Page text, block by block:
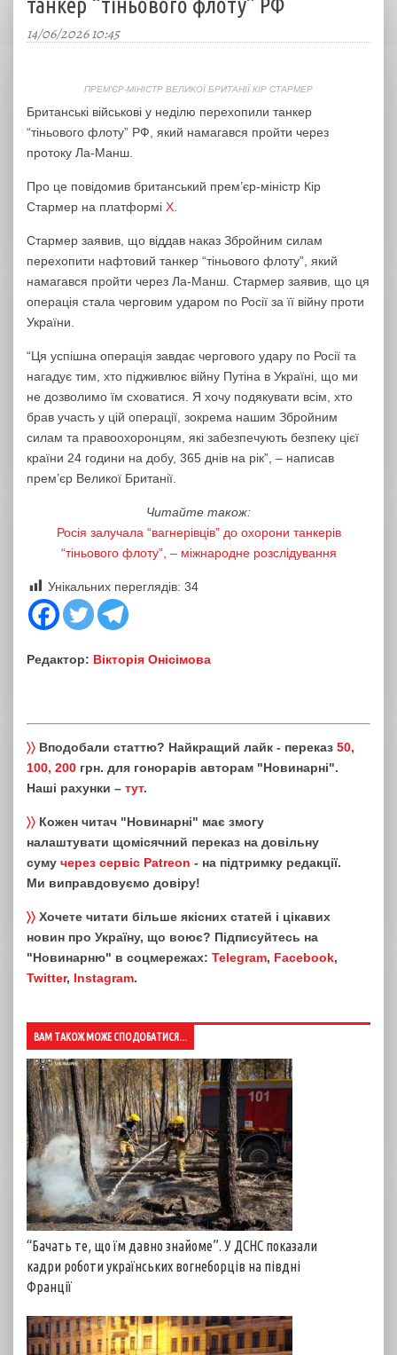
14/06/2026 10:45
ПРЕМ'ЄР-МІНІСТР ВЕЛИКОЇ БРИТАНІЇ КІР СТАРМЕР
Британські військові у неділю перехопили танкер
“тіньового флоту” РФ, який намагався пройти через
протоку Ла-Манш.
Про це повідомив британський прем’єр-міністр Кір
Стармер на платформі X
Стармер заявив, що віддав наказ Збройним силам
перехопити нафтовий танкер “тіньового флоту”, який
намагався пройти через Ла-Манш. Стармер заявив, що ця
операція стала черговим ударом по Росії за її війну проти
України.
“Ця успішна операція завдає чергового удару по Росії та
нагадує тим, хто підживлює війну Путіна в Україні, що ми
не дозволимо їм сховатися. Я хочу подякувати всім, хто
брав участь у цій операції, зокрема нашим Збройним
силам та правоохоронцям, які забезпечують безпеку цієї
країни 24 години на добу, 365 днів на рік”, – написав
прем’єр Великої Британії.
Читайте також:
Росія залучала “вагнерівців” до охорони танкерів
“тіньового флоту”, – міжнародне розслідування
Унікальних переглядів: 34
Редактор: Вікторія Онісімова
〉〉 Вподобали статтю? Найкращий лайк - переказ 50,
100, 200 грн. для гонорарів авторам "Новинарні".
Наші рахунки – тут.
〉〉 Кожен читач "Новинарні" має змогу
налаштувати щомісячний переказ на довільну
суму через сервіс Patreon - на підтримку редакції.
Ми виправдовуємо довіру!
〉〉 Хочете читати більше якісних статей і цікавих
новин про Україну, що воює? Підписуйтесь на
"Новинарню" в соцмережах: Telegram, Facebook,
Twitter, Instagram.
ВАМ ТАКОЖ МОЖЕ СПОДОБАТИСЯ...
“Бачать те, що їм давно знайоме”. У ДСНС показали
кадри роботи українських вогнеборців на півдні
Франції